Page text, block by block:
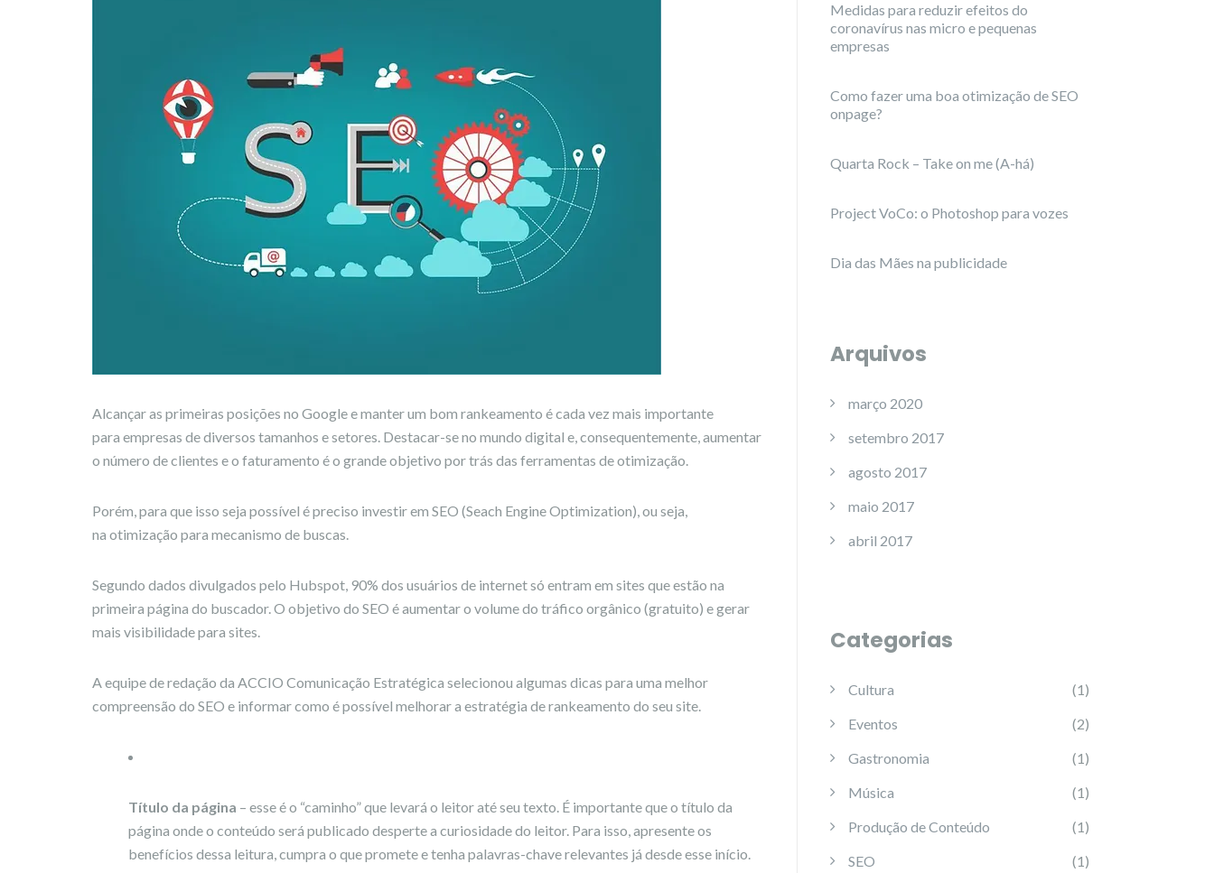
Alcançar as primeiras posições no Googleemanter um bom rankeamento é cada vez mais importante
para empresas de diversos tamanhos e setores. Destacar-se no mundo digital e, consequentemente, aumentar
o número de clientes e o faturamento é o grande objetivo por trás das ferramentas de otimização.
Porém, para que isso seja possível é preciso investir em SEO (Seach Engine Optimization), ou seja,
na otimização para mecanismo de buscas.
Segundo dados divulgados pelo Hubspot, 90% dos usuários de internet só entram em sites que estão na
primeira página do buscador. O objetivo do SEO é aumentar o volume do tráfico orgânico (gratuito) e gerar
mais visibilidade para sites.
A equipe de redação da ACCIO Comunicação Estratégica selecionou algumas dicas para uma melhor
compreensão do SEO e informar como é possível melhorar a estratégia de rankeamento do seu site.
Título da página – esse é o “caminho” que levará o leitor até seu texto. É importante que o título da
página onde o conteúdo será publicado desperte a curiosidade do leitor. Para isso, apresente os
benefícios dessa leitura, cumpra o que promete e tenha palavras-chave relevantes já desde esse início.
Medidas para reduzir efeitos do
coronavírus nas micro e pequenas
empresas
Como fazer uma boa otimização de SEO
onpage?
Quarta Rock – Take on me (A-há)
Project VoCo: o Photoshop para vozes
Dia das Mães na publicidade
Arquivos
março 2020
setembro 2017
agosto 2017
maio 2017
abril 2017
Categorias
Cultura
(1)
Eventos
(2)
Gastronomia
(1)
Música
(1)
Produção de Conteúdo
(1)
SEO
(1)